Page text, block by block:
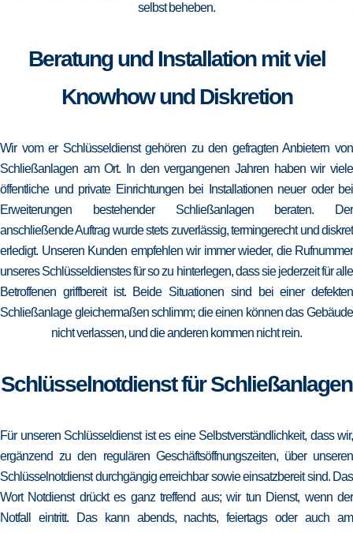
selbst beheben.
Beratung und Installation mit viel
Knowhow und Diskretion
Wir vom er Schlüsseldienst gehören zu den gefragten Anbietern von
Schließanlagen am Ort. In den vergangenen Jahren haben wir viele
öffentliche und private Einrichtungen bei Installationen neuer oder bei
Erweiterungen bestehender Schließanlagen beraten. Der
anschließende Auftrag wurde stets zuverlässig, termingerecht und diskret
erledigt. Unseren Kunden empfehlen wir immer wieder, die Rufnummer
unseres Schlüsseldienstes für so zu hinterlegen, dass sie jederzeit für alle
Betroffenen griffbereit ist. Beide Situationen sind bei einer defekten
Schließanlage gleichermaßen schlimm; die einen können das Gebäude
nicht verlassen, und die anderen kommen nicht rein.
Schlüsselnotdienst für Schließanlagen
Für unseren Schlüsseldienst ist es eine Selbstverständlichkeit, dass wir,
ergänzend zu den regulären Geschäftsöffnungszeiten, über unseren
Schlüsselnotdienst durchgängig erreichbar sowie einsatzbereit sind. Das
Wort Notdienst drückt es ganz treffend aus; wir tun Dienst, wenn der
Notfall eintritt. Das kann abends, nachts, feiertags oder auch am